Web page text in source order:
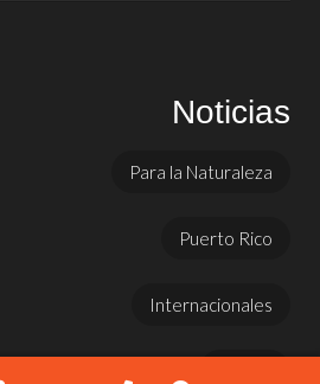
Noticias
Para la Naturaleza
Puerto Rico
Internacionales